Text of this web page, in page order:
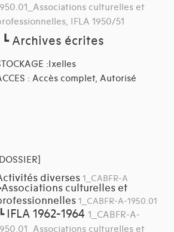
culturelles et
IFLA 1950/51
┗Archives écrites
:Ixelles
: Accès complet, Autorisé
diverses 1_CABFR-A
Associations culturelles et
1_CABFR-A-1950.01
┗ IFLA 1962-1964 1_CABFR-A-
culturelles et